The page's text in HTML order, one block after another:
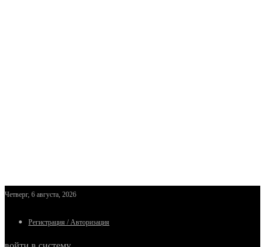
Четверг, 6 августа, 2026
Регистрация / Авторизация